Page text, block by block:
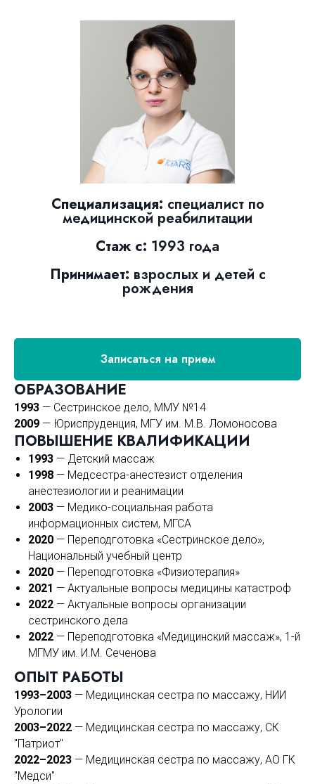
Специализация: специалист по
медицинской реабилитации
Стаж с: 1993 года
Принимает: взрослых и детей с
рождения
Записаться на прием
ОБРАЗОВАНИЕ
1993 — Сестринское дело, ММУ №14
2009 — Юриспруденция, МГУ им. М.В. Ломоносова
ПОВЫШЕНИЕ КВАЛИФИКАЦИИ
1993 — Детский массаж
1998 — Медсестра-анестезист отделения
анестезиологии и реанимации
2003 — Медико-социальная работа
информационных систем, МГСА
2020 — Переподготовка «Сестринское дело»,
Национальный учебный центр
2020 — Переподготовка «Физиотерапия»
2021 — Актуальные вопросы медицины катастроф
2022 — Актуальные вопросы организации
сестринского дела
2022 — Переподготовка «Медицинский массаж», 1-й
МГМУ им. И.М. Сеченова
ОПЫТ РАБОТЫ
1993–2003 — Медицинская сестра по массажу, НИИ
Урологии
2003–2022 — Медицинская сестра по массажу, СК
"Патриот"
2022–2023 — Медицинская сестра по массажу, АО ГК
"Медси"